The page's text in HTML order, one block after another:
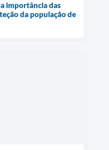
importância das
da população de